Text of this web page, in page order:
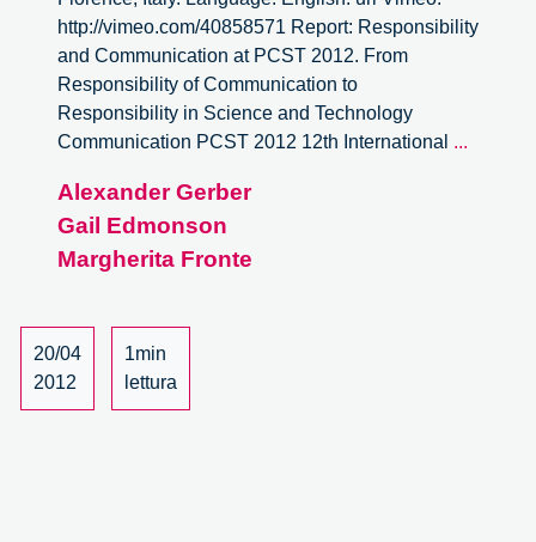
http://vimeo.com/40858571 Report: Responsibility
and Communication at PCST 2012. From
Responsibility of Communication to
Responsibility in Science and Technology
Communication PCST 2012 12th International ...
Alexander Gerber
Gail Edmonson
Margherita Fronte
20/04
2012
1min
lettura